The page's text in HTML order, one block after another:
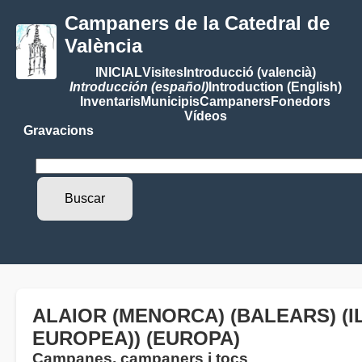
Campaners de la Catedral de
València
INICIALVisitesIntroducció (valencià)
Introducción (español)Introduction (English)
InventarisMunicipisCampanersFonedors
Vídeos
Gravacions
ALAIOR (MENORCA) (BALEARS)
EUROPEA)) (EUROPA)
Campanes, campaners i tocs